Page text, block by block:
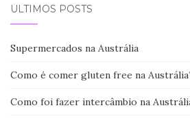
ÚLTIMOS POSTS
Supermercados na Austrália
Como é comer gluten free na
Como foi fazer intercâmbio na